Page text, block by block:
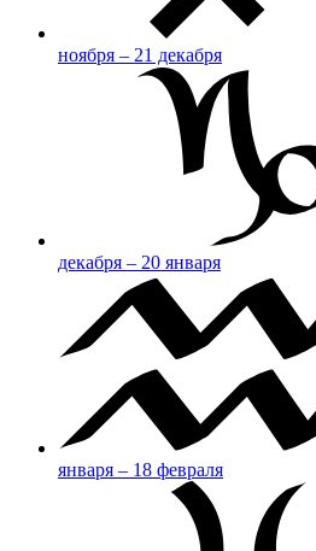
ноября – 21 декабря
декабря – 20 января
января – 18 февраля